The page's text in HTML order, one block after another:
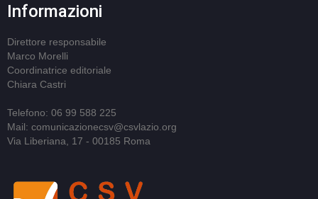
Informazioni
Direttore responsabile
Marco Morelli
Coordinatrice editoriale
Chiara Castri
Telefono: 06 99 588 225
Mail: comunicazionecsv@csvlazio.org
Via Liberiana, 17 - 00185 Roma